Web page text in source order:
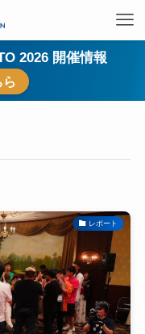
2026 開催情報
レポート